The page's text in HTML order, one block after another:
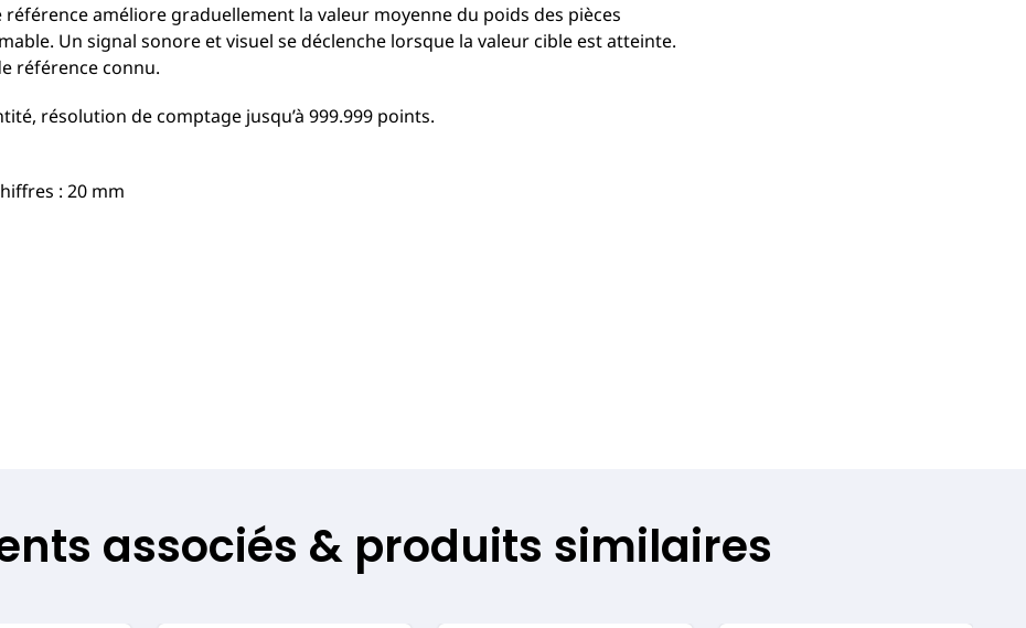
améliore graduellement la valeur moyenne du poids des pièces
Un signal sonore et visuel se déclenche lorsque la valeur cible est atteinte.
référence connu.
résolution de comptage jusqu’à 999.999 points.
: 20 mm
associés & produits similaires